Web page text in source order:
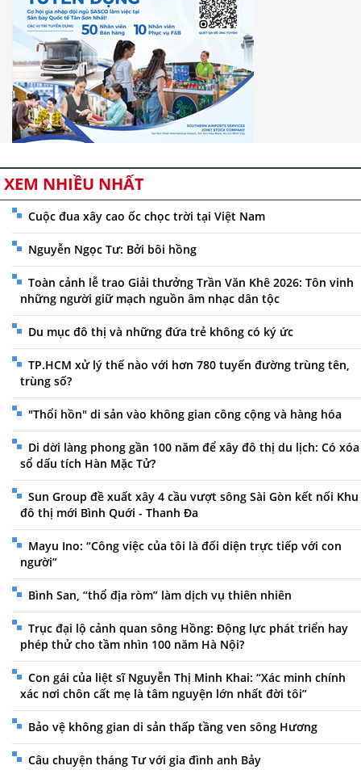
XEM NHIỀU NHẤT
Cuộc đua xây cao ốc chọc trời tại Việt Nam
Nguyễn Ngọc Tư: Bởi bôi hồng
Toàn cảnh lễ trao Giải thưởng Trần Văn Khê 2026: Tôn vinh
những người giữ mạch nguồn âm nhạc dân tộc
Du mục đô thị và những đứa trẻ không có ký ức
TP.HCM xử lý thế nào với hơn 780 tuyến đường trùng tên,
trùng số?
"Thổi hồn" di sản vào không gian công cộng và hàng hóa
Di dời làng phong gần 100 năm để xây đô thị du lịch: Có xóa
sổ dấu tích Hàn Mặc Tử?
Sun Group đề xuất xây 4 cầu vượt sông Sài Gòn kết nối Khu
đô thị mới Bình Quới - Thanh Đa
Mayu Ino: “Công việc của tôi là đối diện trực tiếp với con
người”
Bình San, “thổ địa ròm” làm dịch vụ thiên nhiên
Trục đại lộ cảnh quan sông Hồng: Động lực phát triển hay
phép thử cho tầm nhìn 100 năm Hà Nội?
Con gái của liệt sĩ Nguyễn Thị Minh Khai: “Xác minh chính
xác nơi chôn cất mẹ là tâm nguyện lớn nhất đời tôi”
Bảo vệ không gian di sản thấp tầng ven sông Hương
Câu chuyện tháng Tư với gia đình anh Bảy